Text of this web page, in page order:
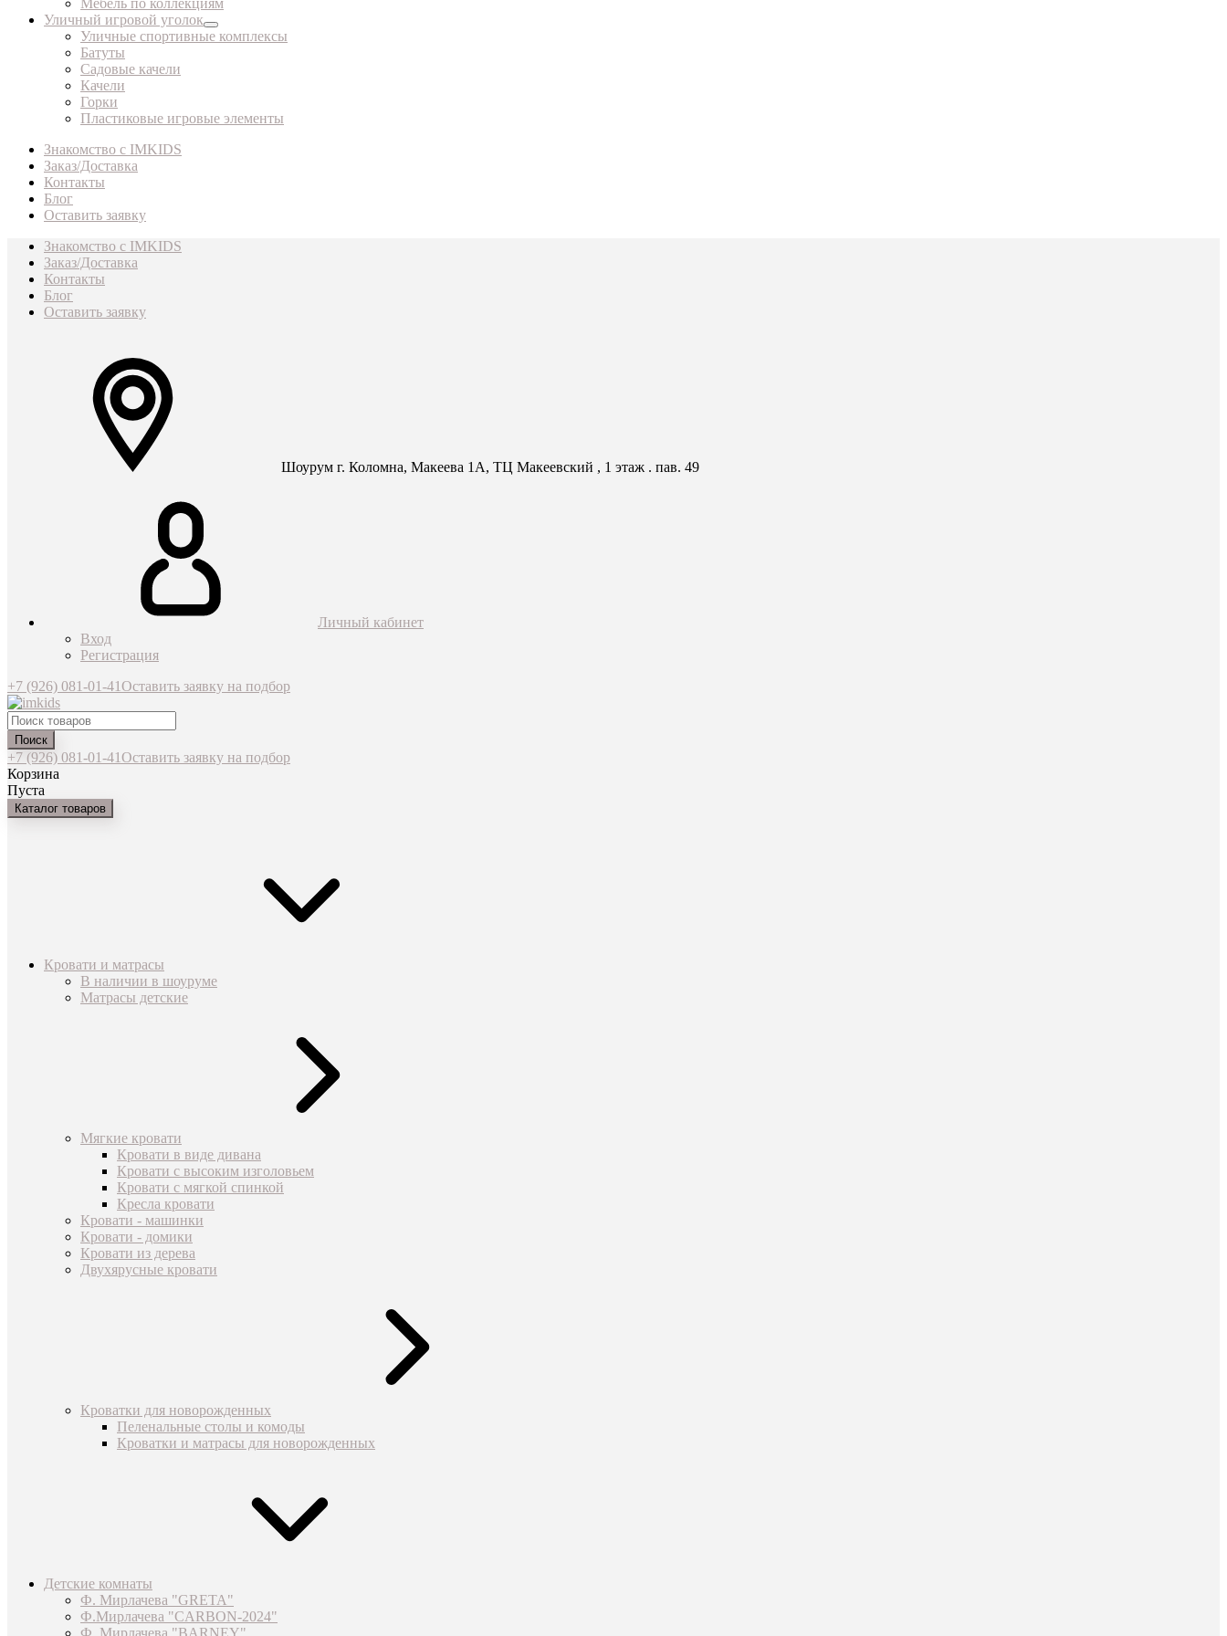
Мебель по коллекциям
Уличный игровой уголок
Уличные спортивные комплексы
Батуты
Садовые качели
Качели
Горки
Пластиковые игровые элементы
Знакомство с IMKIDS
Заказ/Доставка
Контакты
Блог
Оставить заявку
Знакомство с IMKIDS
Заказ/Доставка
Контакты
Блог
Оставить заявку
Шоурум г. Коломна, Макеева 1А, ТЦ Макеевский , 1 этаж . пав. 49
Личный кабинет
Вход
Регистрация
+7 (926) 081-01-41Оставить заявку на подбор
Поиск
+7 (926) 081-01-41Оставить заявку на подбор
Корзина
Пуста
Каталог товаров
Кровати и матрасы
В наличии в шоуруме
Матрасы детские
Мягкие кровати
Кровати в виде дивана
Кровати с высоким изголовьем
Кровати с мягкой спинкой
Кресла кровати
Кровати - машинки
Кровати - домики
Кровати из дерева
Двухярусные кровати
Кроватки для новорожденных
Пеленальные столы и комоды
Кроватки и матрасы для новорожденных
Детские комнаты
Ф. Мирлачева "GRETA"
Ф.Мирлачева "CARBON-2024"
Ф. Мирлачева "BARNEY"